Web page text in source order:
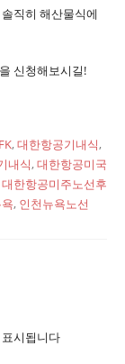
직히 해산물식에
신청해보시길!
,대한항공기내식,
내식,대한항공미국
대한항공미주노선후
, 인천뉴욕노선
표시됩니다